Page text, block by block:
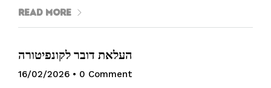
Read More
העלאת דובר לקונפיטורה
16/02/2026 • 0 Comment